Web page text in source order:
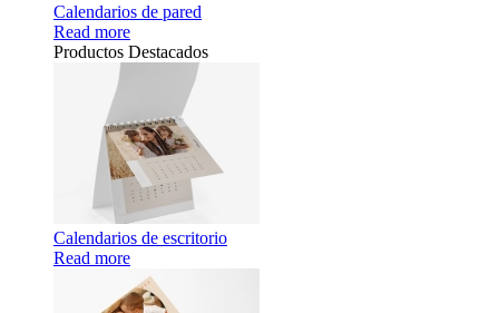
Calendarios de pared
Read more
Productos Destacados
Calendarios de escritorio
Read more